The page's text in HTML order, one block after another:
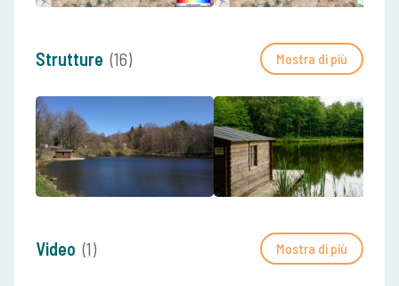
Strutture (16) Mostra di più
Video (1) Mostra di più